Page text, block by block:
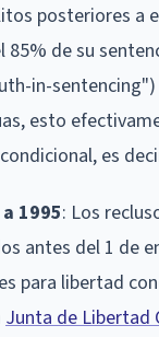
posteriores a
85% de su
in-
esto
es
1995: Los
antes del 1 de
para libertad
Junta de Libertad